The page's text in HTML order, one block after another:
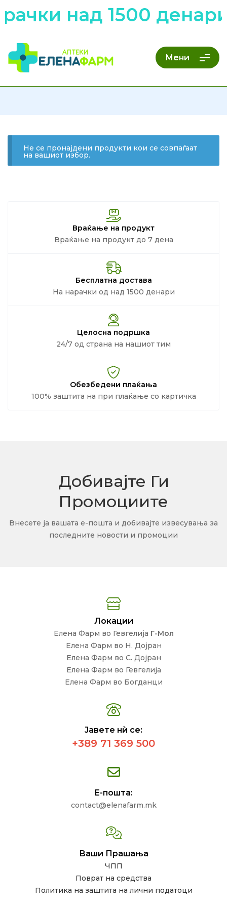
над 1500
Мени
Не се пронајдени продукти кои се совпаѓаат
на вашиот избор.
Враќање на продукт
Враќање на продукт до 7 дена
Бесплатна достава
На нарачки од над 1500 денари
Целосна подршка
24/7 од страна на нашиот тим
Обезбедени плаќања
100% заштита на при плаќање со картичка
Добивајте Ги
Промоциите
Внесете ја вашата е-пошта и добивајте извесувања за
последните новости и промоции
Локации
Елена Фарм во Гевгелија Г-Мол
Елена Фарм во Н. Дојран
Елена Фарм во С. Дојран
Елена Фарм во Гевгелија
Елена Фарм во Богданци
Јавете нѝ се:
+389 71 369 500
Е-пошта:
contact@elenafarm.mk
Ваши Прашања
ЧПП
Поврат на средства
Политика на заштита на лични податоци